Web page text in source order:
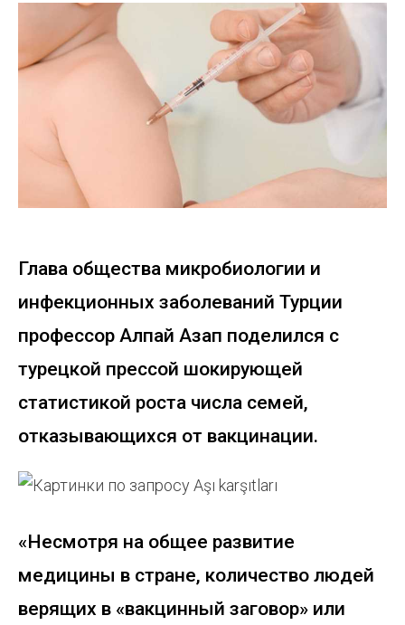
Глава общества микробиологии и
инфекционных заболеваний Турции
профессор Алпай Азап поделился с
турецкой прессой шокирующей
статистикой роста числа семей,
отказывающихся от вакцинации.
«Несмотря на общее развитие
медицины в стране, количество людей
верящих в «вакцинный заговор» или